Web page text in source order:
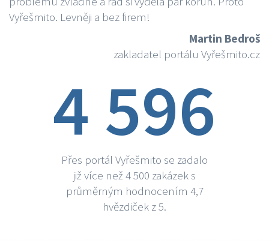
Vyřešmito. Levněji a bez firem!
Martin Bedroš
zakladatel portálu Vyřešmito.cz
4 596
Přes portál Vyřešmito se zadalo
již více než 4 500 zakázek s
průměrným hodnocením 4,7
hvězdiček z 5.